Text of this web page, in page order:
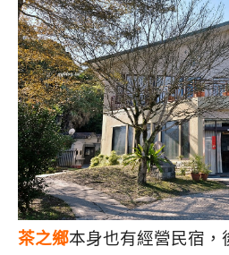
茶之鄉本身也有經營民宿，